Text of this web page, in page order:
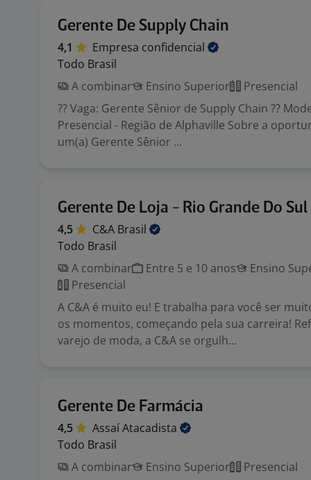
Gerente De Supply Chain
4,1 Empresa confidencial
Todo Brasil
A combinar
Ensino Superior
Presencial
?? Vaga: Gerente Sênior de Supply Chain ??
Presencial - Região de Alphaville Sobre a
um(a) Gerente Sênior ...
Gerente De Loja - Rio Grande Do Sul
4,5 C&A Brasil
Todo Brasil
A combinar
Entre 5 e 10 anos
Ensino
Presencial
A C&A é muito eu! E trabalha para você ser
os momentos, começando pela sua carreira!
varejo de moda, a C&A se orgulh...
Gerente De Farmácia
4,5 AssaíAtacadista
Todo Brasil
A combinar
Ensino Superior Presencial